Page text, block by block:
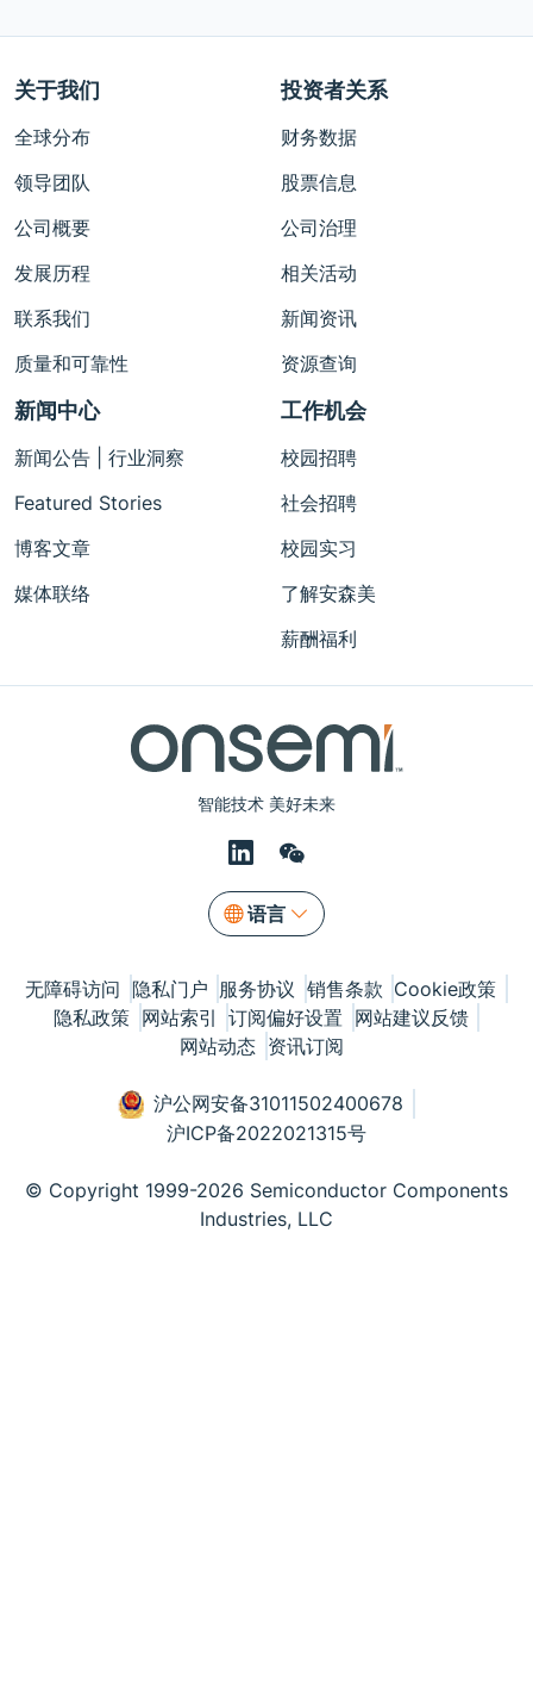
智能技术 美好未来
语言
关于我们
全球分布
领导团队
公司概要
发展历程
联系我们
质量和可靠性
投资者关系
财务数据
股票信息
公司治理
相关活动
新闻资讯
资源查询
新闻中心
新闻公告 | 行业洞察
Featured Stories
博客文章
媒体联络
工作机会
校园招聘
社会招聘
校园实习
了解安森美
薪酬福利
无障碍访问 隐私门户 服务协议 销售条款 Cookie政策
隐私政策 网站索引 订阅偏好设置 网站建议反馈
网站动态 资讯订阅
沪公网安备31011502400678
沪ICP备2022021315号
© Copyright 1999-2026 Semiconductor Components
Industries, LLC